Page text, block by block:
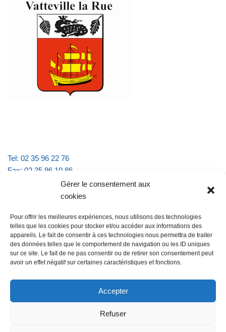
Gérer le consentement aux
cookies
Pour offrir les meilleures expériences, nous utilisons des technologies
telles que les cookies pour stocker et/ou accéder aux informations des
appareils. Le fait de consentir à ces technologies nous permettra de traiter
des données telles que le comportement de navigation ou les ID uniques
sur ce site. Le fait de ne pas consentir ou de retirer son consentement peut
avoir un effet négatif sur certaines caractéristiques et fonctions.
Accepter
Refuser
Tel: 02 35 96 22 76
Fax: 02 35 96 10 86
Email : mairie.vattevillelarue@wanadoo.fr
lundi et jeudi de 9h à 11h30
mardi et vendredi de 16h à 18h30